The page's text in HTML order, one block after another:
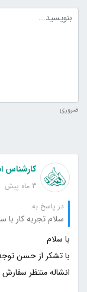
متن دیدگاه
ضروری
کارشناس
3 ماه پیش
در پاسخ به:
انشاله منتظر